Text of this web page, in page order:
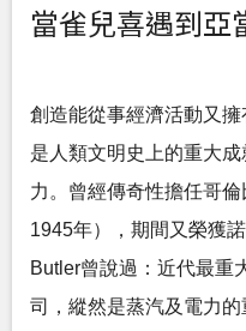
當雀兒喜遇到亞
創造能從事經濟活動又
是人類文明史上的重大
力。曾經傳奇性擔任哥
1945年），期間又榮獲
Butler曾說過：近代最重
司，縱然是蒸汽及電力的